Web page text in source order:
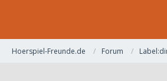
Hoerspiel-Freunde.de Forum